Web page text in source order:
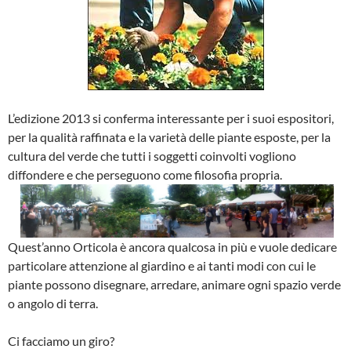
L’edizione 2013 si conferma interessante per i suoi espositori,
per la qualità raffinata e la varietà delle piante esposte, per la
cultura del verde che tutti i soggetti coinvolti vogliono
diffondere e che perseguono come filosofia propria.
Quest’anno Orticola è ancora qualcosa in più e vuole dedicare
particolare attenzione al giardino e ai tanti modi con cui le
piante possono disegnare, arredare, animare ogni spazio verde
o angolo di terra.
Ci facciamo un giro?